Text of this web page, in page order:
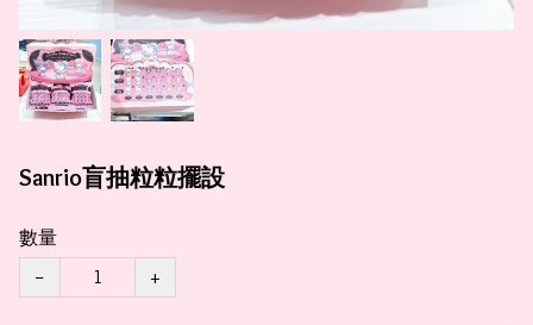
Sanrio盲抽粒粒擺設
數量
−
+